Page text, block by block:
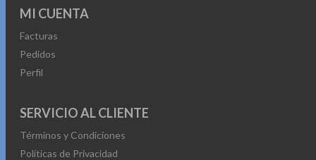
MI CUENTA
Facturas
Pedidos
Perfil
SERVICIO AL CLIENTE
Términos y Condiciones
Políticas de Privacidad